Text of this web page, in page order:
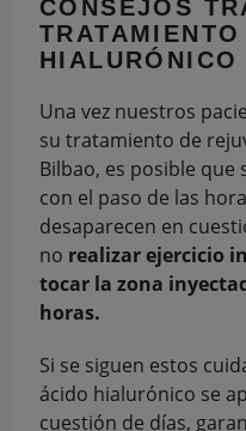
CONSEJOS
TRATAMIENTO
Una vez nuestros
su tratamiento de
Bilbao, es posible
con el paso de las
desaparecen en
no realizar ejercicio
tocar la zona
horas.
Si se siguen estos
ácido hialurónico se
cuestión de días,